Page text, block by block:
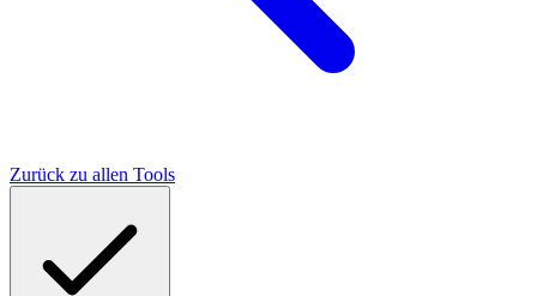
Zurück zu allen Tools